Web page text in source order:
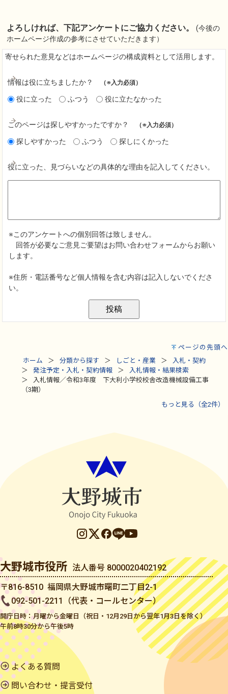
ページの先頭へ
ホーム
分類から探す しごと・産業
入札・契約
発注予定・入札・契約情報
入札情報・結果検索
入札情報／令和3年度 下大利小学校校舎改造機械設備工事
（3期）
もっと見る（全2件）
大野城市役所 法人番号 8000020402192
〒816-8510 福岡県大野城市曙町二丁目2-1
092-501-2211（代表・コールセンター）
開庁日時：月曜から金曜日（祝日・12月29日から翌年1月3日を除く）
午前8時30分から午後5時
よくある質問
問い合わせ・提言受付